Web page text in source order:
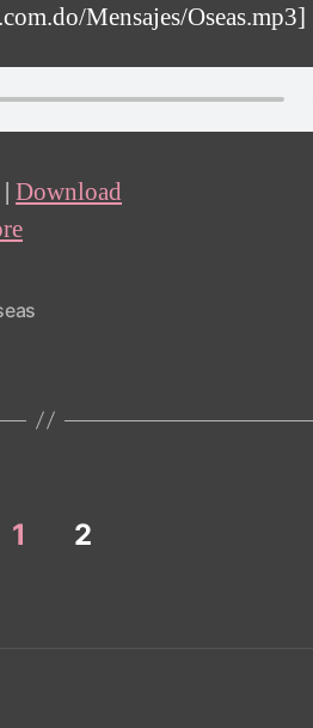
Mensajes/Oseas.mp3]
| Download
1 2